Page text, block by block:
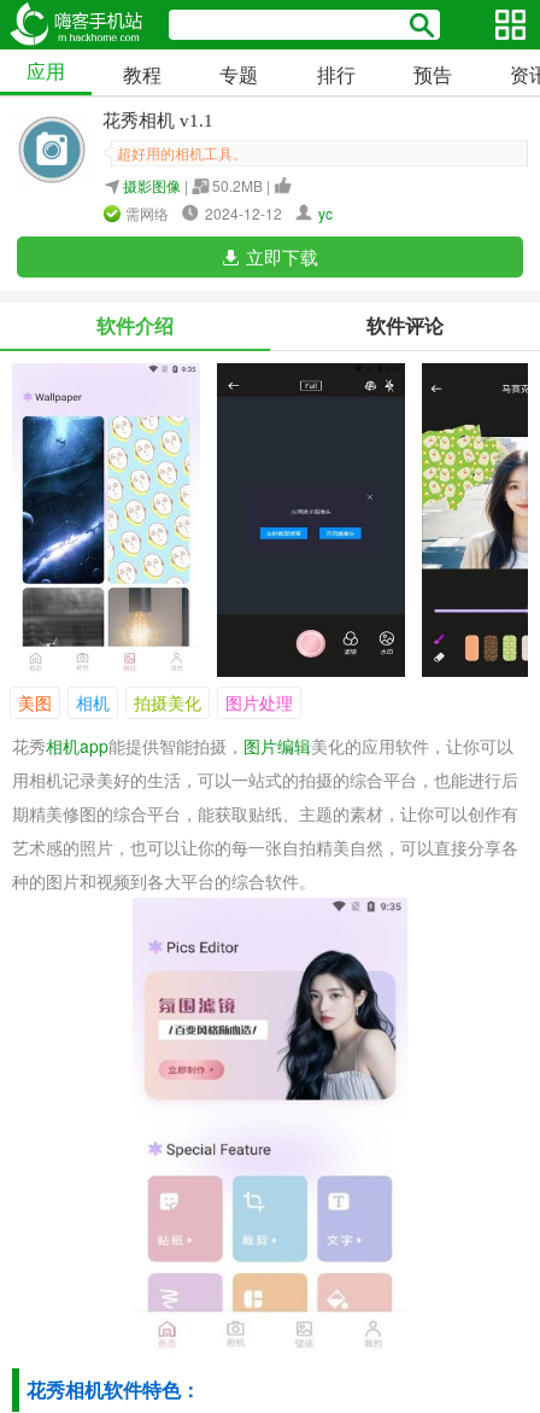
应用 教程 专题 排行 预告 资
花秀相机 v1.1
超好用的相机工具。
摄影图像 |
50.2MB |
需网络
2024-12-12 yc
立即下载
软件介绍 软件评论
美图 相机 拍摄美化
图片处理
花秀相机app能提供智能拍摄， 图片编辑美化的应用软件，让你可以
用相机记录美好的生活，可以一站式的拍摄的综合平台，也能进行后
期精美修图的综合平台，能获取贴纸、主题的素材，让你可以创作有
艺术感的照片，也可以让你的每一张自拍精美自然，可以直接分享各
种的图片和视频到各大平台的综合软件。
花秀相机软件特色：